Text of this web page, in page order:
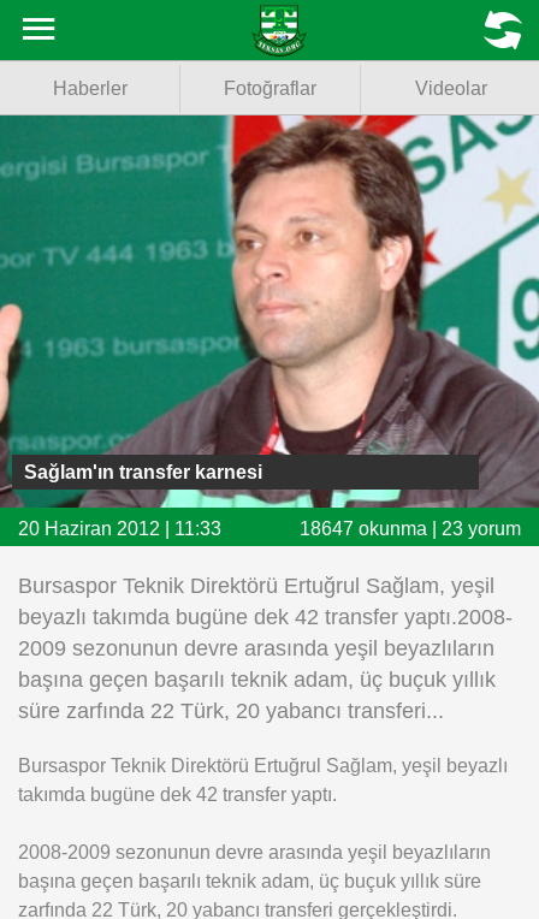
Fotoğraflar
Videolar
Puan Durumu
Facebook
Twitter
Instagram
Android
iOS
MENU
Haberler Fotoğraflar Videolar
Sağlam'ın transfer karnesi
20 Haziran 2012 | 11:33 18647 okunma | 23 yorum
Bursaspor Teknik Direktörü Ertuğrul Sağlam, yeşil
beyazlı takımda bugüne dek 42 transfer yaptı.2008-
2009 sezonunun devre arasında yeşil beyazlıların
başına geçen başarılı teknik adam, üç buçuk yıllık
süre zarfında 22 Türk, 20 yabancı transferi...
Bursaspor Teknik Direktörü Ertuğrul Sağlam, yeşil beyazlı
takımda bugüne dek 42 transfer yaptı.
2008-2009 sezonunun devre arasında yeşil beyazlıların
başına geçen başarılı teknik adam, üç buçuk yıllık süre
zarfında 22 Türk, 20 yabancı transferi gerçekleştirdi.